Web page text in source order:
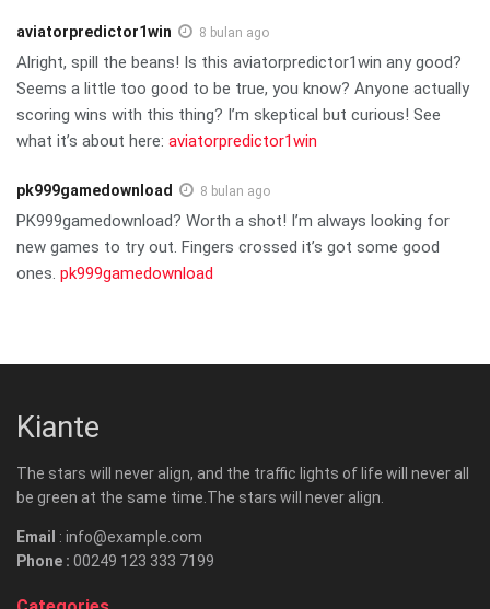
aviatorpredictor1win 8 bulan ago
Alright, spill the beans! Is this aviatorpredictor1win any good?
Seems a little too good to be true, you know? Anyone actually
scoring wins with this thing? I’m skeptical but curious! See
what it’s about here: aviatorpredictor1win
pk999gamedownload 8 bulan ago
PK999gamedownload? Worth a shot! I’m always looking for
new games to try out. Fingers crossed it’s got some good
ones. pk999gamedownload
Kiante
The stars will never align, and the traffic lights of life will never all
be green at the same time.The stars will never align.
Email : info@example.com
Phone : 00249 123 333 7199